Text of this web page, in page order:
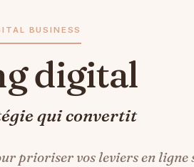
BUSINESS
digital
qui convertit
prioriser vos leviers en ligne